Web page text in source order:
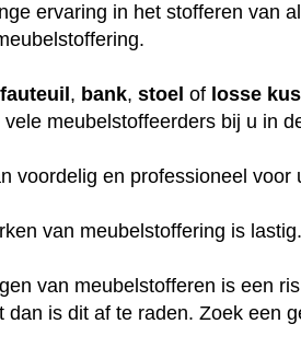
ervaring in het stofferen van
fauteuil , bank,stoel of losse
vele meubelstoffeerders bij u in
voordelig en professioneel
van meubelstoffering is
van meubelstofferen is een
dan is dit af te raden. Zoek een